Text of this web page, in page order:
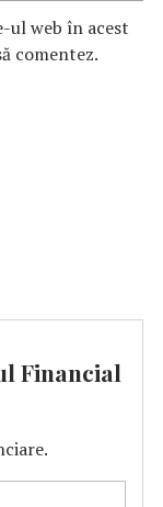
ul web în acest
comentez.
Financial